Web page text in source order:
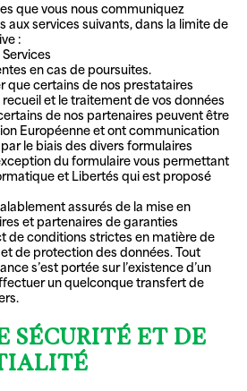
que vous nous communiquez
aux services suivants, dans la limite de
:
en cas de poursuites.
que certains de nos prestataires
et le traitement de vos données
de nos partenaires peuvent être
Européenne et ont communication
le biais des divers formulaires
du formulaire vous permettant
et Libertés qui est proposé
assurés de la mise en
et partenaires de garanties
de conditions strictes en matière de
de protection des données. Tout
s’est portée sur l’existence d’un
un quelconque transfert de
SÉCURITÉ ET DE